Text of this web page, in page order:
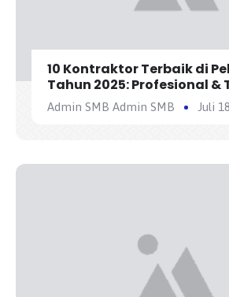
10 Kontraktor Terbaik di
Tahun 2025: Profesional &
Admin SMB Admin SMB Juli